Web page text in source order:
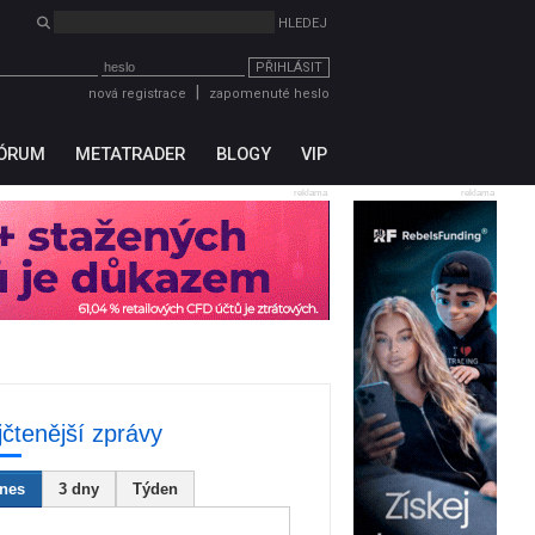
PŘIHLÁSIT
nová registrace
zapomenuté heslo
METATRADER BLOGY VIP
reklama
reklama
zprávy
3 dny Týden